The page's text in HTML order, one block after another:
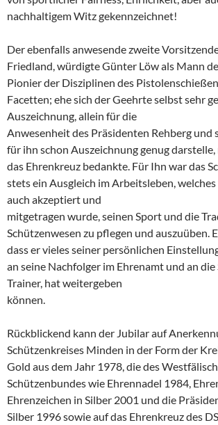
nachhaltigem Witz gekennzeichnet!
Der ebenfalls anwesende zweite
Friedland, würdigte Günter Löw als Mann
Pionier der Disziplinen des
Facetten; ehe sich der Geehrte selbst sehr
Auszeichnung, allein für die
Anwesenheit des Präsidenten Rehberg und
für ihn schon Auszeichnung genug
das Ehrenkreuz bedankte. Für Ihn war das
stets ein Ausgleich im Arbeitsleben,
auch akzeptiert und
mitgetragen wurde, seinen Sport und die
Schützenwesen zu pflegen und auszuüben.
dass er vieles seiner persönlichen
an seine Nachfolger im Ehrenamt und an die
Trainer, hat weitergeben
können.
Rückblickend kann der Jubilar auf
Schützenkreises Minden in der Form der
Gold aus dem Jahr 1978, die des
Schützenbundes wie Ehrennadel 1984,
Ehrenzeichen in Silber 2001 und die
Silber 1996 sowie auf das Ehrenkreuz des